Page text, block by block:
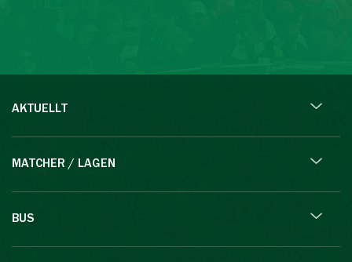
AKTUELLT
MATCHER / LAGEN
BUS